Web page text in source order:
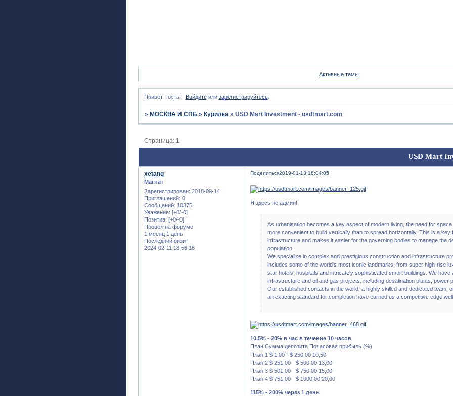
Активные темы
Привет, Гость! Войдитеили зарегистрируйтесь.
» МОСКВА И СПБ » Курилка »USD Mart Investment - usdtmart.com
USD Mart
Страница:1
Поделиться2019-01-13 18:04:05
xetang
Магнат
Зарегистрирован: 2018-09-14
Приглашений: 0
Сообщений: 10375
Уважение: [+0/-0]
Позитив: [+0/-0]
Провел на форуме:
1 месяц 1 день
Последний визит:
2024-02-11 18:56:18
Я здесь не админ!
As urbanisation becomes a key aspect of modern living, the need for
more convenient to build vertically than to spread horizontally. This is a key
infrastructure and makes it easier for the governing bodies to manage the
population.
We specialize in complex and prestigious construction and infrastructure
includes some of the world's most iconic landmarks, from super high-rise
star hotels, hospitals and intricately sophisticated smart buildings. We have
infrastructure and oil and gas projects, including desalination plants, power
Our established contacts in the world, a highly skilled and dedicated team,
an exacting standard for completion have earned us a competitive edge
10,5% - 20% в час в течение 10 часов
План Сумма депозита Почасовая прибыль (%)
План 1 $ 1,00 - $ 250,00 10,50
План 2 $ 251,00 - $ 500,00 13,00
План 3 $ 501,00 - $ 750,00 15,00
План 4 $ 751,00 - $ 1000,00 20,00
115% - 200% через 1 день